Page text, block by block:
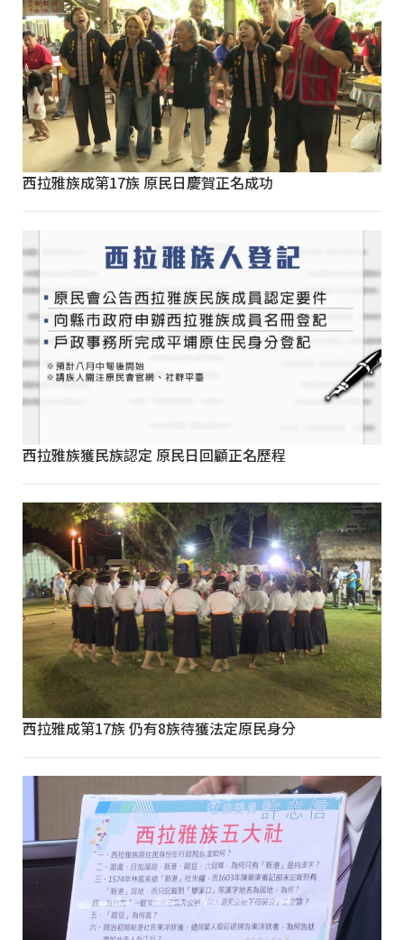
西拉雅族成第17族 原民日慶賀正名成功
西拉雅族獲民族認定 原民日回顧正名歷程
西拉雅成第17族 仍有8族待獲法定原民身分